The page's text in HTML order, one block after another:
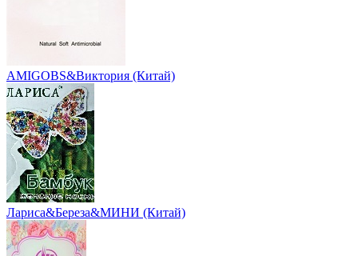
AMIGOBS&Виктория (Китай)
Лариса&Береза&МИНИ (Китай)